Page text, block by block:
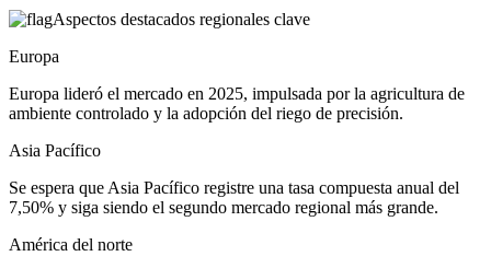
Aspectos destacados regionales clave
Europa
Europa lideró el mercado en 2025, impulsada por la agricultura de
ambiente controlado y la adopción del riego de precisión.
Asia Pacífico
Se espera que Asia Pacífico registre una tasa compuesta anual del
7,50% y siga siendo el segundo mercado regional más grande.
América del norte